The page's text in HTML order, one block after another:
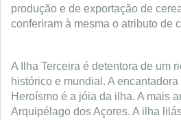
produção e de exportação de
conferiram à mesma o atributo de
A Ilha Terceira é detentora de um
histórico e mundial. A
Heroísmo é a jóia da ilha. A mais
Arquipélago dos Açores. A ilha